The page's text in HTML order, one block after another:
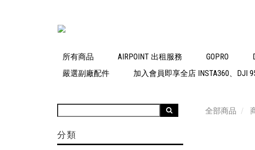
所有商品 AIRPOINT 出租服務 GOPRO
嚴選副廠配件
加入會員即享全店 INSTA360、DJI
分類
全部商品